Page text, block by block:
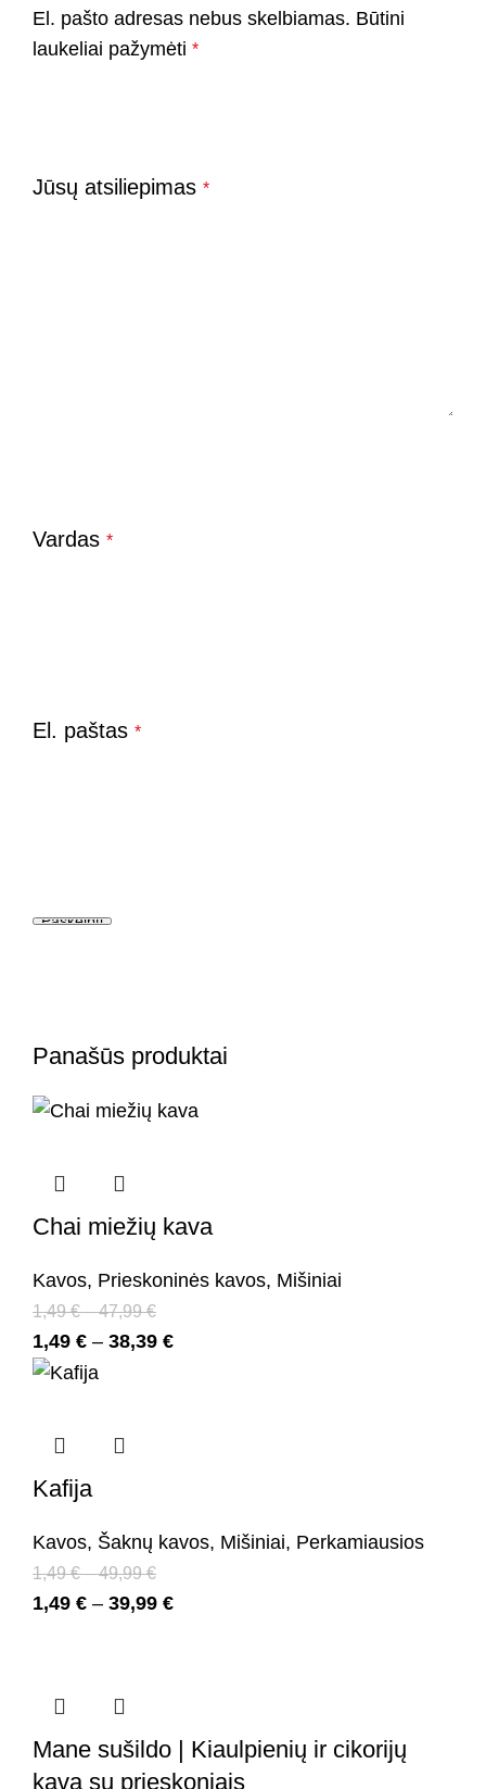
El. pašto adresas nebus skelbiamas. Būtini
laukeliai pažymėti *
Jūsų atsiliepimas *
Vardas *
El. paštas *
Panašūs produktai
Chai miežių kava
Kavos, Prieskoninės kavos, Mišiniai
1,49€ – 47,99€
1,49 € – 38,39 €
Kafija
Kavos, Šaknų kavos, Mišiniai, Perkamiausios
1,49€ – 49,99€
1,49 € – 39,99 €
Mane sušildo | Kiaulpienių ir cikorijų
kava su prieskoniais